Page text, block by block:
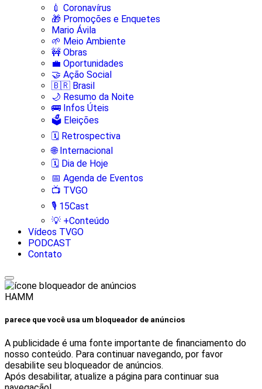
💉 Coronavírus
🎁 Promoções e Enquetes
Mario Ávila
🌱 Meio Ambiente
🚧 Obras
💼 Oportunidades
🤝 Ação Social
🇧🇷 Brasil
🌙 Resumo da Noite
🚌 Infos Úteis
🗳️ Eleições
🗓️ Retrospectiva
🌐 Internacional
🗓️ Dia de Hoje
📅 Agenda de Eventos
📺 TVGO
🎙️ 15Cast
💡 +Conteúdo
Vídeos TVGO
PODCAST
Contato
HAMM
parece que você usa um bloqueador de anúncios
A publicidade é uma fonte importante de financiamento do
nosso conteúdo. Para continuar navegando, por favor
desabilite seu bloqueador de anúncios.
Após desabilitar, atualize a página para continuar sua